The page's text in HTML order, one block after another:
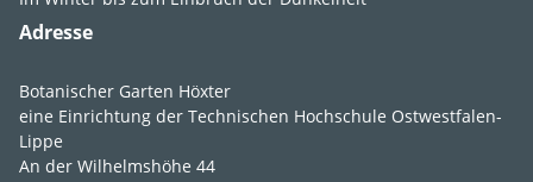
Adresse
Botanischer Garten Höxter
eine Einrichtung der Technischen Hochschule Ostwestfalen-
Lippe
An der Wilhelmshöhe 44